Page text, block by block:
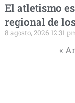
El atletismo
regional de
8 agosto, 2026 12:31
«